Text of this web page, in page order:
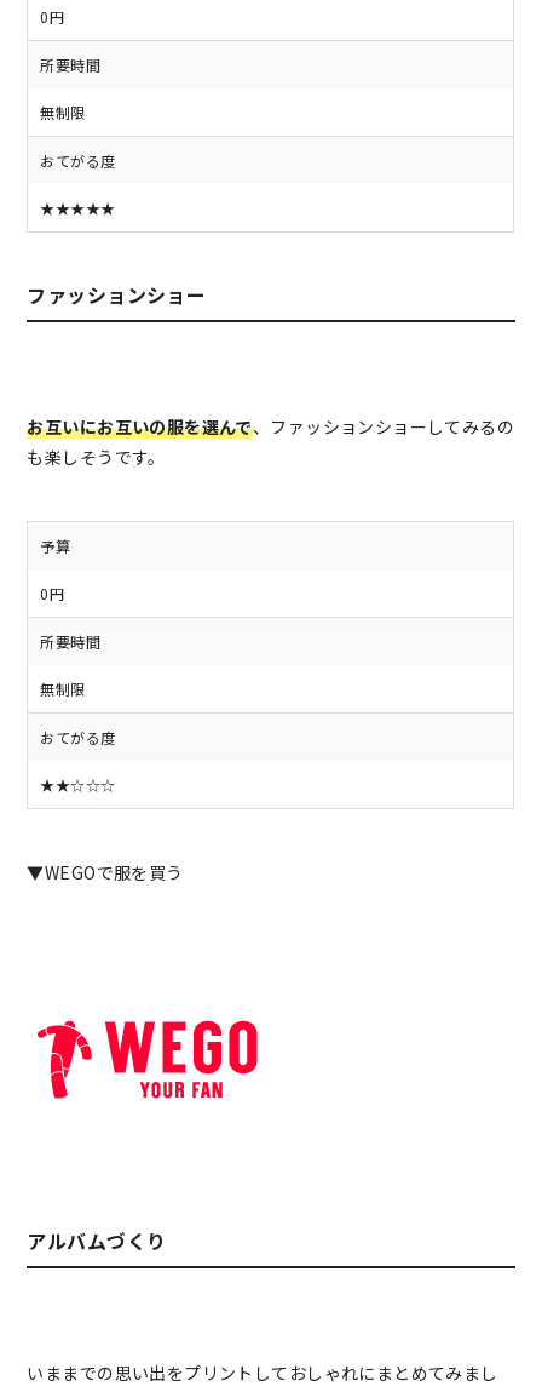
0円
所要時間
無制限
おてがる度
★★★★★
ファッションショー
お互いにお互いの服を選んで、ファッションショーしてみるの
も楽しそうです。
予算
0円
所要時間
無制限
おてがる度
★★☆☆☆
▼WEGOで服を買う
アルバムづくり
いままでの思い出をプリントしておしゃれにまとめてみまし